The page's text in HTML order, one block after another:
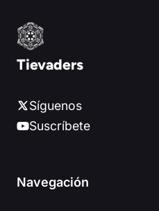
Tievaders
Síguenos
Suscríbete
Navegación